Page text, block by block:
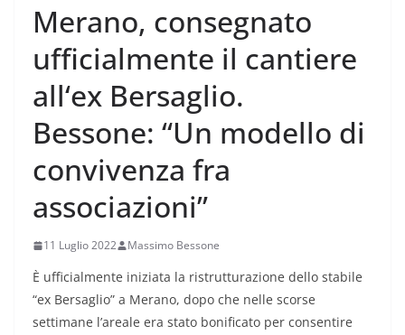
Merano, consegnato
ufficialmente il cantiere
all‘ex Bersaglio.
Bessone: “Un modello di
convivenza fra
associazioni”
11 Luglio 2022 Massimo Bessone
È ufficialmente iniziata la ristrutturazione dello stabile
“ex Bersaglio” a Merano, dopo che nelle scorse
settimane l’areale era stato bonificato per consentire